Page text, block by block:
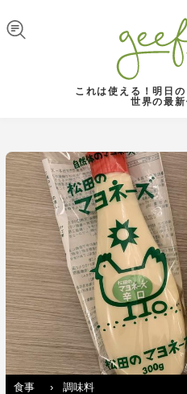
これは使える！明日
世界の最
食事 › 調味料